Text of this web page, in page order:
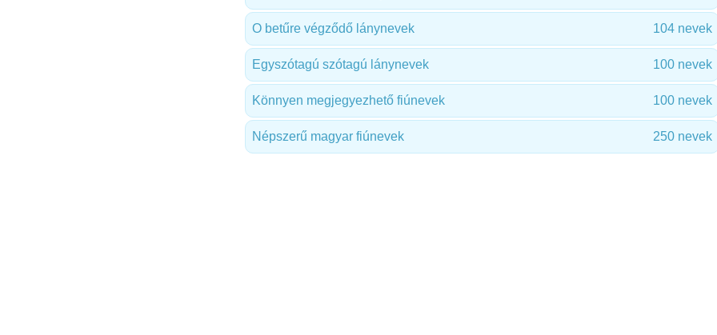
O betűre végződő lánynevek 104 nevek
Egyszótagú szótagú lánynevek 100 nevek
Könnyen megjegyezhető fiúnevek 100 nevek
Népszerű magyar fiúnevek 250 nevek